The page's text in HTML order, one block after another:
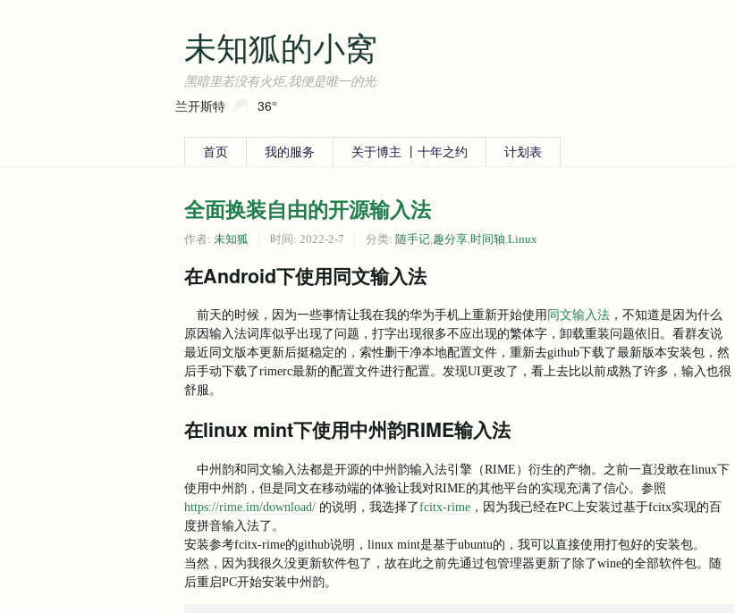
未知狐的小窝
黑暗里若没有火炬,我便是唯一的光.
兰开斯特 36°
首页 我的服务 关于博主 丨十年之约 计划表
全面换装自由的开源输入法
作者: 未知狐 时间: 2022-2-7 分类: 随手记 趣分享 时间轴 Linux
在Android下使用同文输入法
前天的时候，因为一些事情让我在我的华为手机上重新开始使用同文输入法 ，不知道是因为什么
原因输入法词库似乎出现了问题，打字出现很多不应出现的繁体字，卸载重装问题依旧。看群友说
最近同文版本更新后挺稳定的，索性删干净本地配置文件，重新去github下载了最新版本安装包，然
后手动下载了rimerc最新的配置文件进行配置。发现UI更改了，看上去比以前成熟了许多，输入也很
舒服。
在linux mint下使用中州韵RIME输入法
中州韵和同文输入法都是开源的中州韵输入法引擎（RIME）衍生的产物。之前一直没敢在linux下
使用中州韵，但是同文在移动端的体验让我对RIME的其他平台的实现充满了信心。参照
https://rime.im/download/ 的说明，我选择了fcitx-rime ，因为我已经在PC上安装过基于fcitx实现的百
度拼音输入法了。
安装参考fcitx-rime的github说明，linux mint是基于ubuntu的，我可以直接使用打包好的安装包。
当然，因为我很久没更新软件包了，故在此之前先通过包管理器更新了除了wine的全部软件包。随
后重启PC开始安装中州韵。